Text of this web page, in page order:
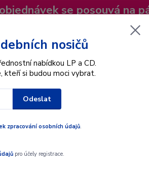
se posouvá na
Hledat
(Po-
nosičů
nabídkou LP a CD.
kteří si budou moci vybrat.
Odeslat
zpracování osobních údajů.
pro účely registrace.